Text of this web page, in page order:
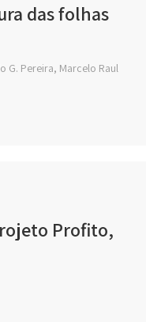
das folhas
G. Pereira, Marcelo Raul
Profito,